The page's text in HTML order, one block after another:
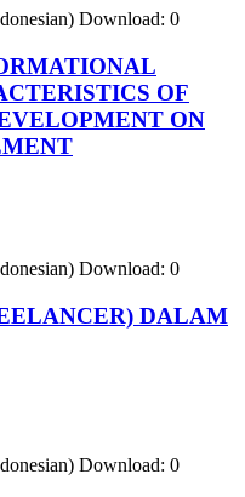
Download: 0
OF
ON
Download: 0
DALAM
Download: 0